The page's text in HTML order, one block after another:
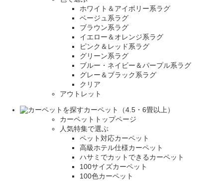
ホワイト＆アイボリー系ラグ
ベージュ系ラグ
ブラウン系ラグ
イエロー＆オレンジ系ラグ
ピンク＆レッド系ラグ
グリーン系ラグ
ブルー・ネイビー＆パープル系ラグ
グレー＆ブラック系ラグ
クリア
アウトレット
カーペット（4.5・6畳以上）
カーペットトップページ
人気特集で選ぶ
ペット対応カーペット
高級ホテル仕様カーペット
ハサミでカットできるカーペット
100サイズカーペット
100色カーペット